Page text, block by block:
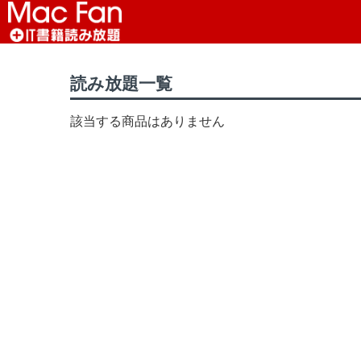
読み放題一覧
該当する商品はありません